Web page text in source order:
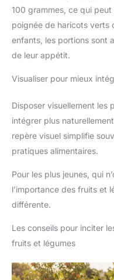
100 grammes, ce qui
poignée de haricots verts
enfants, les portions sont
de leur appétit.
Visualiser pour mieux
Disposer visuellement les
intégrer plus
repère visuel simplifie
pratiques alimentaires.
Pour les plus jeunes, qui
l’importance des fruits et
différente.
Les conseils pour inciter
fruits et légumes